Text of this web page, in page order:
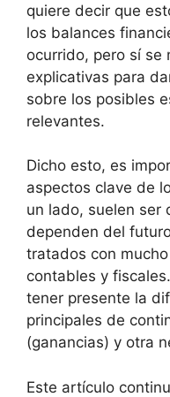
quiere decir que
los balances
ocurrido, pero sí se
explicativas para
sobre los posibles
relevantes.
Dicho esto, es
aspectos clave de
un lado, suelen ser
dependen del
tratados con
contables y
tener presente la
principales de
(ganancias) y otra
Este artículo